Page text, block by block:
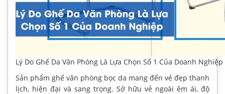
Lý Do Ghế Da Văn Phòng Là Lựa Chọn Số 1 Của Doanh Nghiệp
Sản phẩm ghế văn phòng bọc da mang đến vẻ đẹp thanh
lịch, hiện đại và sang trọng. Sở hữu vẻ ngoài êm ái, độ